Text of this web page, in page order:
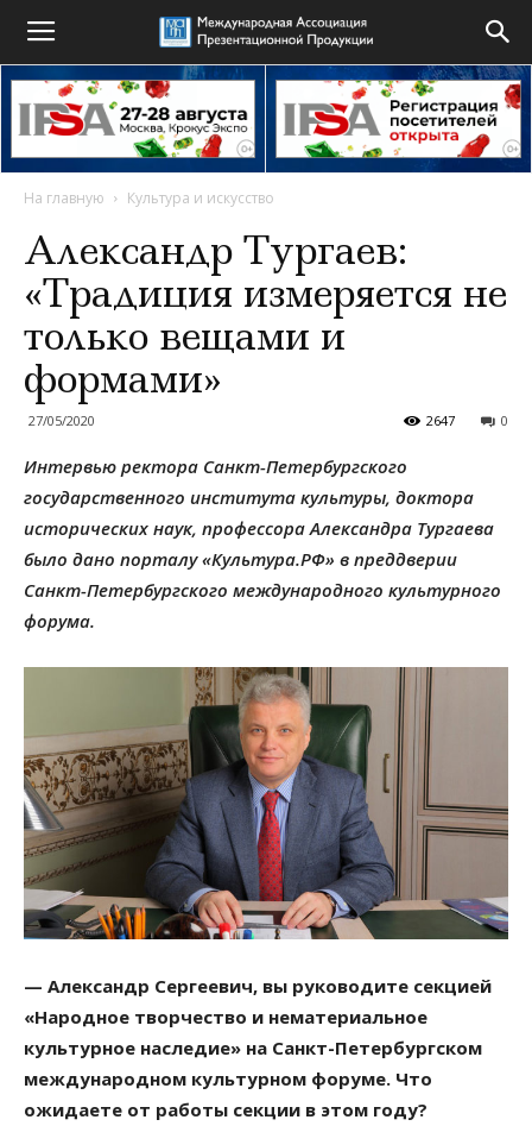
На главную Культура и искусство
Александр Тургаев:
«Традиция измеряется не
только вещами и
формами»
27/05/2020 0
2647
Интервью ректора Санкт-Петербургского
государственного института культуры, доктора
исторических наук, профессора Александра Тургаева
было дано порталу «Культура.РФ» в преддверии
Санкт-Петербургского международного культурного
форума.
— Александр Сергеевич, вы руководите секцией
«Народное творчество и нематериальное
культурное наследие» на Санкт-Петербургском
международном культурном форуме. Что
ожидаете от работы секции в этом году?